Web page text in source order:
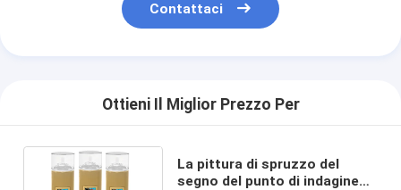
Contattaci
Ottieni Il Miglior Prezzo Per
La pittura di spruzzo del
segno del punto di indagine